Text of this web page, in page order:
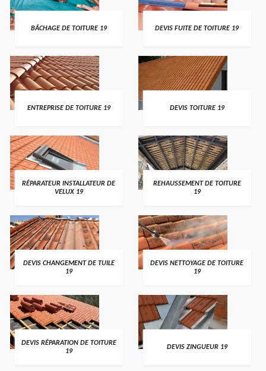
BÂCHAGE DE TOITURE 19 DEVIS FUITE DE TOITURE 19
ENTREPRISE DE TOITURE 19 DEVIS TOITURE 19
RÉPARATEUR INSTALLATEUR DE
VELUX 19
REHAUSSEMENT DE TOITURE
19
DEVIS CHANGEMENT DE TUILE
19
DEVIS NETTOYAGE DE TOITURE
19
DEVIS RÉPARATION DE TOITURE
19
DEVIS ZINGUEUR 19